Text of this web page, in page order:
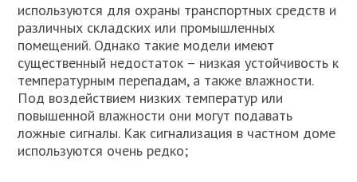
используются для охраны транспортных средств и
различных складских или промышленных
помещений. Однако такие модели имеют
существенный недостаток – низкая устойчивость к
температурным перепадам, а также влажности.
Под воздействием низких температур или
повышенной влажности они могут подавать
ложные сигналы. Как сигнализация в частном доме
используются очень редко;